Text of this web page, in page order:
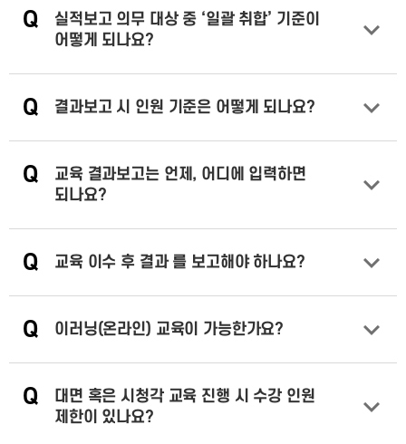
Q
실적보고 의무 대상 중 ‘일괄 취합’ 기준이
어떻게 되나요?
Q 결과보고 시 인원 기준은 어떻게 되나요?
Q
교육 결과보고는 언제, 어디에 입력하면
되나요?
Q 교육 이수 후 결과 를 보고해야 하나요?
Q 이러닝(온라인) 교육이 가능한가요?
Q
대면 혹은 시청각 교육 진행 시 수강 인원
제한이 있나요?